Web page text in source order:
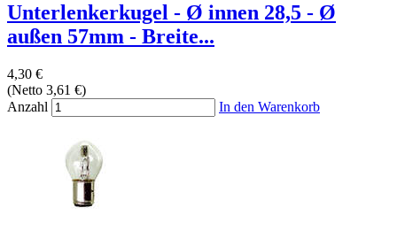
Unterlenkerkugel - Ø innen 28,5 - Ø
außen 57mm - Breite...
4,30 €
(Netto 3,61 €)
Anzahl
In den Warenkorb